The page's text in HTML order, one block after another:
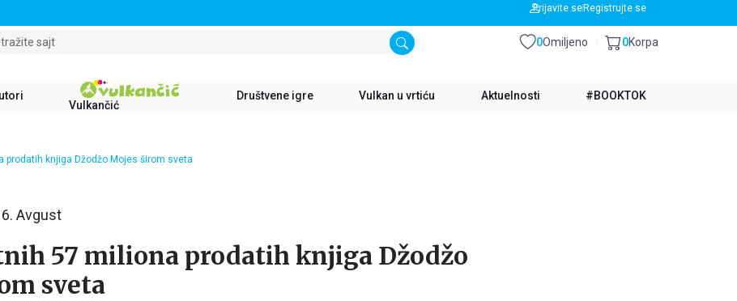
BESPLATNA DOSTAVA ZA IZNOS PREKO 3500 RSD
Prijavite se Registrujte se
sajt Omiljeno
0 Korpa
0
Vulkančić
Društvene igre Vulkan u vrtiću Aktuelnosti #BOOKTOK
prodatih knjiga Džodžo Mojes širom sveta
Avgust
57 miliona prodatih knjiga Džodžo
sveta